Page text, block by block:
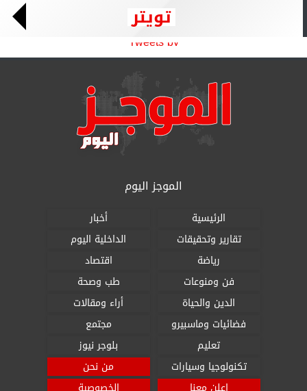
تويتر
Tweets by
الموجز اليوم
الرئيسية
أخبار
تقارير وتحقيقات
الداخلية اليوم
رياضة
اقتصاد
فن ومنوعات
طب وصحة
الدين والحياة
أراء ومقالات
فضائيات وماسبيرو
مجتمع
تعليم
بلوجر نيوز
تكنولوجيا وسيارات
من نحن